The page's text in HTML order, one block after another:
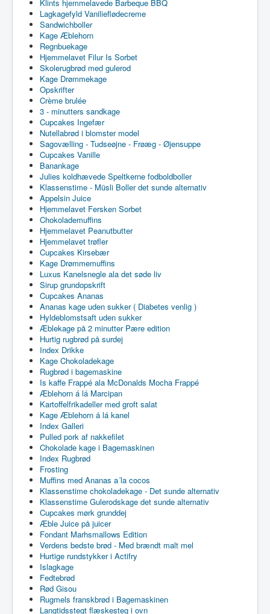
Klints hjemmelavede Barbeque BBQ
Lagkagefyld Vanilieflødecreme
Sandwichboller
Kage Æblehorn
Regnbuekage
Hjemmelavet Filur Is Sorbet
Skolerugbrød med gulerod
Kage Drømmekage
Opskrifter
Crème brulée
3 - minutters sandkage
Cupcakes Ingefær
Nutellabrød i blomster model
Sagovælling - Tudseøjne - Frøæg - Øjensuppe
Cupcakes Vanille
Banankage
Julies koldhævede Speltkerne fodboldboller
Klassenstime - Müsli Boller det sunde alternativ
Appelsin Juice
Hjemmelavet Fersken Sorbet
Chokolademuffins
Hjemmelavet Peanutbutter
Hjemmelavet trøfler
Cupcakes Kirsebær
Kage Drømmemuffins
Luxus Kanelsnegle ala det søde liv
Sirup grundopskrift
Cupcakes Ananas
Ananas kage uden sukker ( Diabetes venlig )
Hyldeblomstsaft uden sukker
Æblekage på 2 minutter Pære edition
Hurtig rugbrød på surdej
Index Drikke
Kage Chokoladekage
Rugbrød i bagemaskine
Is kaffe Frappé ala McDonalds Mocha Frappé
Æblehorn á lá Marcipan
Kartoffelfrikadeller med groft salat
Kage Æblehorn á lá kanel
Index Galleri
Pulled pork af nakkefilet
Chokolade kage i Bagemaskinen
Index Rugbrød
Frosting
Muffins med Ananas a´la cocos
Klassenstime chokoladekage - Det sunde alternativ
Klassenstime Gulerodskage det sunde alternativ
Cupcakes mørk grunddej
Æble Juice på juicer
Fondant Marhsmallows Edition
Verdens bedste brød - Med brændt malt mel
Hurtige rundstykker i Actifry
Islagkage
Fedtebrød
Rød Gisou
Rugmels franskbrød i Bagemaskinen
Langtidsstegt flæskesteg i ovn